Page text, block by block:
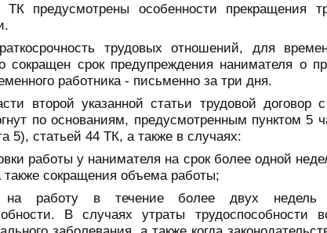
предусмотрены особенности прекращения
трудовых отношений, для
сокращен срок предупреждения нанимателя о
работника - письменно за три дня.
второй указанной статьи трудовой
по основаниям, предусмотренным пунктом 5
5), статьей 44 ТК, а также в случаях:
работы у нанимателя на срок более одной
также сокращения объема работы;
работу в течение более двух недель
В случаях утраты трудоспособности